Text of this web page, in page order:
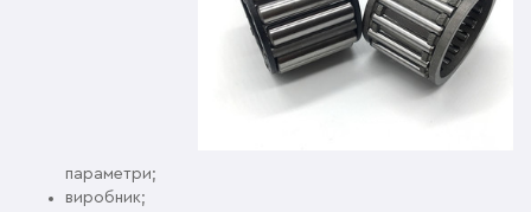
параметри;
виробник;